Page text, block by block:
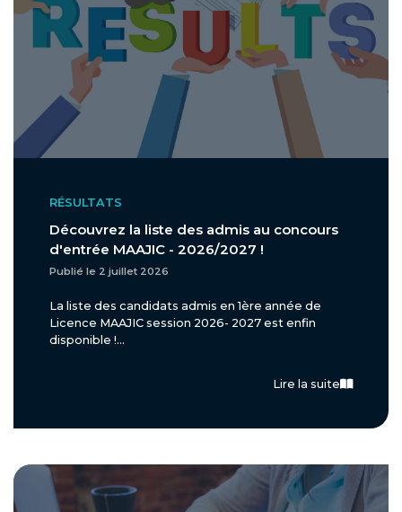
RÉSULTATS
Découvrez la liste des admis au concours
d'entrée MAAJIC - 2026/2027 !
Publié le 2 juillet 2026
La liste des candidats admis en 1ère année de
Licence MAAJIC session 2026- 2027 est enfin
disponible !...
Lire la suite